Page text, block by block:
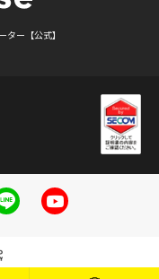
ター【公式】